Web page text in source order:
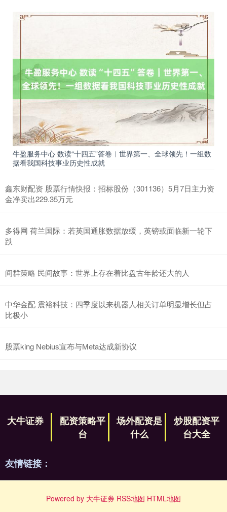
牛盈服务中心 数读“十四五”答卷︱世界第一、全球领先！一组数
据看我国科技事业历史性成就
鑫东财配资 股票行情快报：招标股份（301136）5月7日主力资
金净卖出229.35万元
多得网 荷兰国际：若英国通胀数据放缓，英镑或面临新一轮下
跌
间群策略 民间故事：世界上存在着比盘古年龄还大的人
中华金配 震裕科技：四季度以来机器人相关订单明显增长但占
比极小
股票king Nebius宣布与Meta达成新协议
大牛证券
配资策略平
台
场外配资是
什么
炒股配资平
台大全
友情链接：
Powered by 大牛证券 RSS地图 HTML地图